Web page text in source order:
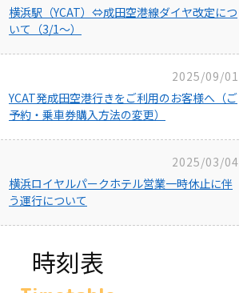
横浜駅（YCAT）⇔成田空港線ダイヤ改定につ
いて（3/1～）
2025/09/01
YCAT発成田空港行きをご利用のお客様へ（ご
予約・乗車券購入方法の変更）
2025/03/04
横浜ロイヤルパークホテル営業一時休止に伴
う運行について
時刻表